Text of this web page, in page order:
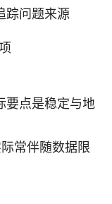
踪问题来源
要点是稳定与地
常伴随数据限